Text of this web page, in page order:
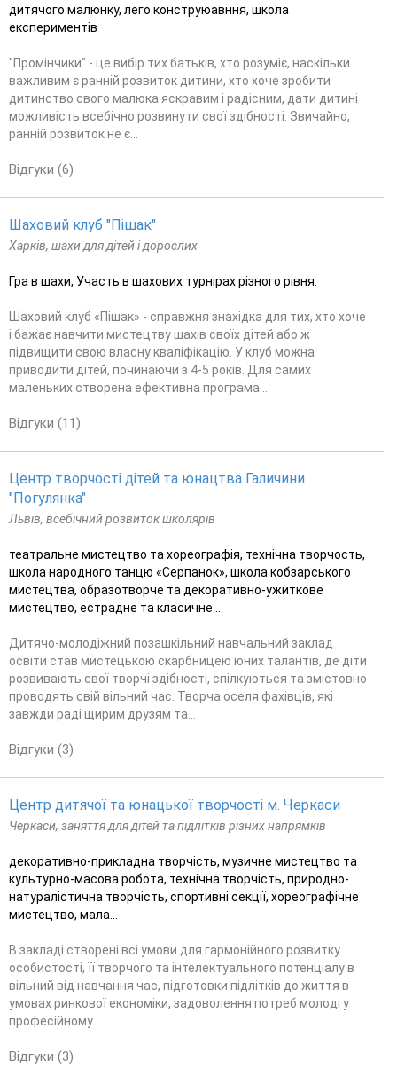
дитячого малюнку, лего конструюавння, школа
експериментів
"Промінчики" - це вибір тих батьків, хто розуміє, наскільки
важливим є ранній розвиток дитини, хто хоче зробити
дитинство свого малюка яскравим і радісним, дати дитині
можливість всебічно розвинути свої здібності. Звичайно,
ранній розвиток не є...
Відгуки (6)
Шаховий клуб "Пішак"
Харків, шахи для дітей і дорослих
Гра в шахи, Участь в шахових турнірах різного рівня.
Шаховий клуб «Пішак» - справжня знахідка для тих, хто хоче
і бажає навчити мистецтву шахів своїх дітей або ж
підвищити свою власну кваліфікацію. У клуб можна
приводити дітей, починаючи з 4-5 років. Для самих
маленьких створена ефективна програма...
Відгуки (11)
Центр творчості дітей та юнацтва Галичини
"Погулянка"
Львів, всебічний розвиток школярів
театральне мистецтво та хореографія, технічна творчость,
школа народного танцю «Серпанок», школа кобзарського
мистецтва, образотворче та декоративно-ужиткове
мистецтво, естрадне та класичне...
Дитячо-молодіжний позашкільний навчальний заклад
освіти став мистецькою скарбницею юних талантів, де діти
розвивають свої творчі здібності, спілкуються та змістовно
проводять свій вільний час. Творча оселя фахівців, які
завжди раді щирим друзям та...
Відгуки (3)
Центр дитячої та юнацької творчості м. Черкаси
Черкаси, заняття для дітей та підлітків різних напрямків
декоративно-прикладна творчість, музичне мистецтво та
культурно-масова робота, технічна творчість, природно-
натуралістична творчість, спортивні секції, хореографічне
мистецтво, мала...
В закладі створені всі умови для гармонійного розвитку
особистості, її творчого та інтелектуального потенціалу в
вільний від навчання час, підготовки підлітків до життя в
умовах ринкової економіки, задоволення потреб молоді у
професійному...
Відгуки (3)